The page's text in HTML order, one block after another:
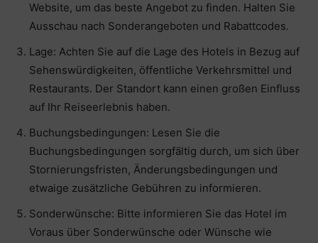
Website, um das beste Angebot zu finden. Halten Sie
Ausschau nach Sonderangeboten und Rabattcodes.
Lage: Achten Sie auf die Lage des Hotels in Bezug auf
Sehenswürdigkeiten, öffentliche Verkehrsmittel und
Restaurants. Der Standort kann einen großen Einfluss
auf Ihr Reiseerlebnis haben.
Buchungsbedingungen: Lesen Sie die
Buchungsbedingungen sorgfältig durch, um sich über
Stornierungsfristen, Änderungsbedingungen und
etwaige zusätzliche Gebühren zu informieren.
Sonderwünsche: Bitte informieren Sie das Hotel im
Voraus über Sonderwünsche oder Wünsche wie